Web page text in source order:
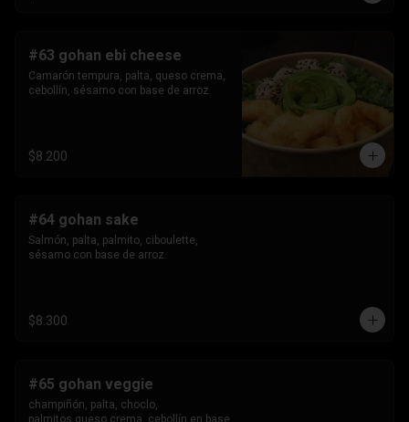
#63 gohan ebi cheese
Camarón tempura, palta, queso crema,
cebollín, sésamo con base de arroz.
$8.200
#64 gohan sake
Salmón, palta, palmito, ciboulette,
sésamo con base de arroz.
$8.300
#65 gohan veggie
champiñón, palta, choclo,
palmitos,queso crema, cebollín en base